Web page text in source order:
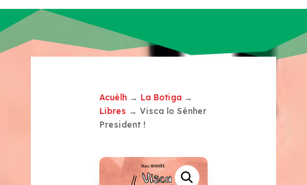
Acuèlh→ La Botiga→
Libres → Visca lo Sénher
President !